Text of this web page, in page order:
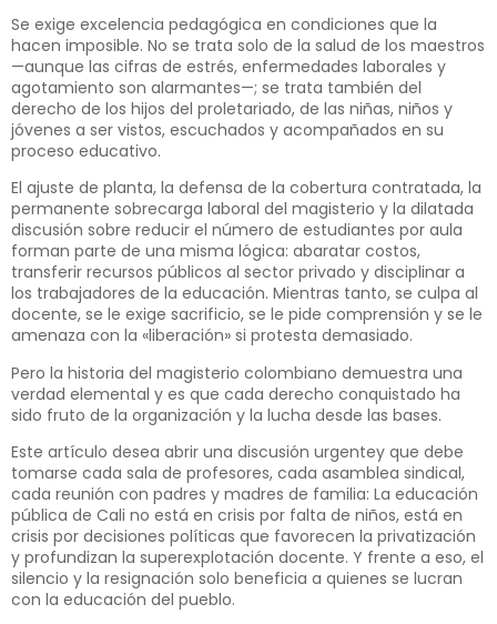
Se exige excelencia pedagógica en condiciones que la
hacen imposible. No se trata solo de la salud de los maestros
—aunque las cifras de estrés, enfermedades laborales y
agotamiento son alarmantes—; se trata también del
derecho de los hijos del proletariado, de las niñas, niños y
jóvenes a ser vistos, escuchados y acompañados en su
proceso educativo.
El ajuste de planta, la defensa de la cobertura contratada, la
permanente sobrecarga laboral del magisterio y la dilatada
discusión sobre reducir el número de estudiantes por aula
forman parte de una misma lógica: abaratar costos,
transferir recursos públicos al sector privado y disciplinar a
los trabajadores de la educación. Mientras tanto, se culpa al
docente, se le exige sacrificio, se le pide comprensión y se le
amenaza con la «liberación» si protesta demasiado.
Pero la historia del magisterio colombiano demuestra una
verdad elemental y es que cada derecho conquistado ha
sido fruto de la organización y la lucha desde las bases.
Este artículo desea abrir una discusión urgentey que debe
tomarse cada sala de profesores, cada asamblea sindical,
cada reunión con padres y madres de familia: La educación
pública de Cali no está en crisis por falta de niños, está en
crisis por decisiones políticas que favorecen la privatización
y profundizan la superexplotación docente. Y frente a eso, el
silencio y la resignación solo beneficia a quienes se lucran
con la educación del pueblo.